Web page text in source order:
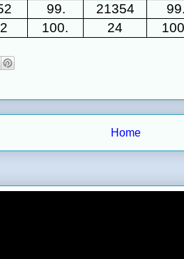
99. 21354
100. 24
Home